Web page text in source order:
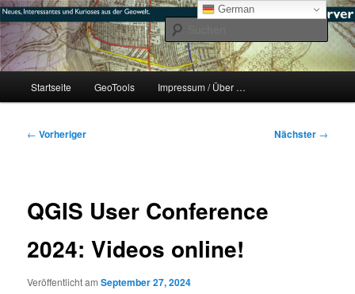
Zum
primären
Inhalt
springen#geoObserver
mikeE's GeoBlog
Startseite GeoTools Impressum / Über …
Beitragsnavigation
← Vorheriger Nächster →
QGIS User Conference
2024: Videos online!
Veröffentlicht amSeptember 27, 2024
German